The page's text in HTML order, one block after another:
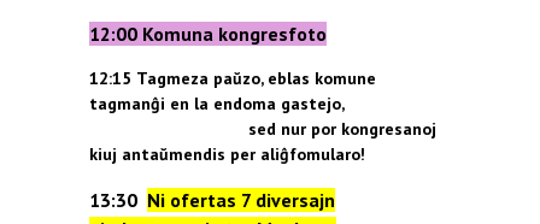
12:00 Komuna kongresfoto
12:15 Tagmeza paŭzo, eblas komune
tagmanĝi en la endoma gastejo,
sed nur por kongresanoj
kiuj antaŭmendis per aliĝfomularo!
13:30 Ni ofertas 7 diversajn